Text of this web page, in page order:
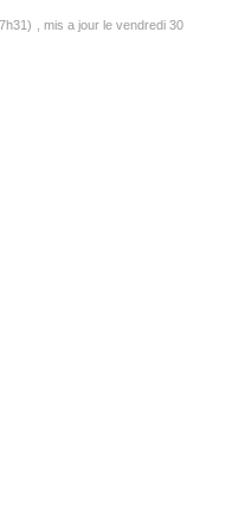
, mis a jour le vendredi 30